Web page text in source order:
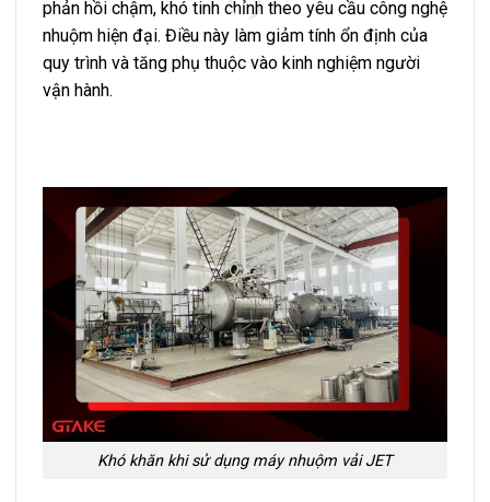
phản hồi chậm, khó tinh chỉnh theo yêu cầu công nghệ
nhuộm hiện đại. Điều này làm giảm tính ổn định của
quy trình và tăng phụ thuộc vào kinh nghiệm người
vận hành.
Khó khăn khi sử dụng máy nhuộm vải JET